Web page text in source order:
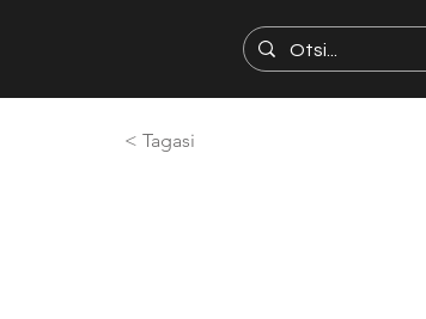
< Tagasi